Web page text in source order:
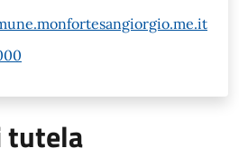
tutela